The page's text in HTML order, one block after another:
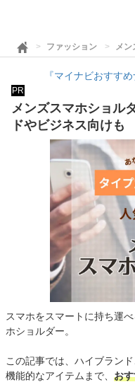
ファッション メン
『マイナビおすす
PR
メンズスマホショル
ドやビジネス向けも
スマホをスマートに持ち運
ホショルダー。
この記事では、ハイブラン
機能的なアイテムまで、 お